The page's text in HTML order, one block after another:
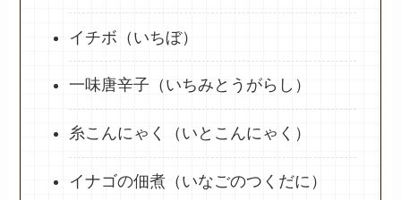
イチボ（いちぼ）
一味唐辛子（いちみとうがらし）
糸こんにゃく（いとこんにゃく）
イナゴの佃煮（いなごのつくだに）